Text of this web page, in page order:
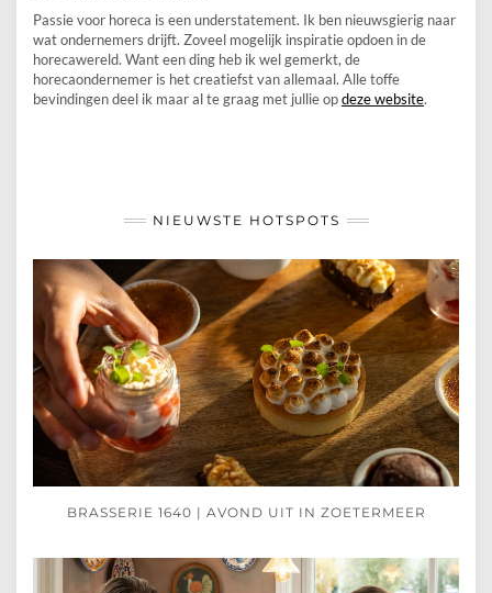
Passie voor horeca is een understatement. Ik ben nieuwsgierig naar
wat ondernemers drijft. Zoveel mogelijk inspiratie opdoen in de
horecawereld. Want een ding heb ik wel gemerkt, de
horecaondernemer is het creatiefst van allemaal. Alle toffe
bevindingen deel ik maar al te graag met jullie opdeze website.
NIEUWSTE HOTSPOTS
BRASSERIE 1640 | AVOND UIT IN ZOETERMEER